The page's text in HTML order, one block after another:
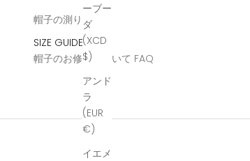
ーブー
ダ
(XCD
$)
アンド
ラ
(EUR
€)
イエメ
帽子の測り方
SIZE GUIDE
帽子のお修理について FAQ